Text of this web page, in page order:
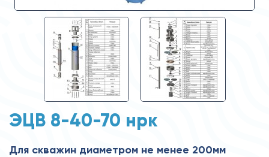
ЭЦВ 8-40-70 нрк
Для скважин диаметром не менее 200мм